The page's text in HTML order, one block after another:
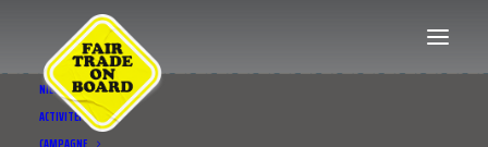
NIEUWS
ACTIVITEITEN